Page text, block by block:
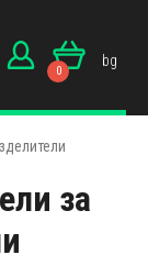
0
bg
за